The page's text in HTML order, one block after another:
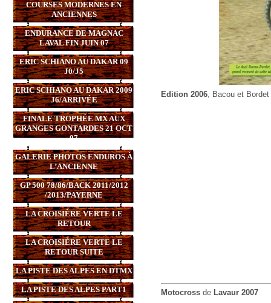
COURSES MODERNES EN
ANCIENNES
ENDURANCE DE MAGNAC
LAVAL FIN JUIN 07
ERIC SCHIANO AU DAKAR 09
J0/J5
ERIC SCHIANO AU DAKAR 2009
J6/ARRIVÉE
FINALE TROPHÉE MX AUX
GRANGES GONTARDES 21 OCT
07
GALERIE PHOTOS ENDUROS À
L’ANCIENNE
GP 500 78/86/BACK 2011/2012
/2013/PAYERNE
LA CROISIÈRE VERTE LE
RETOUR
LA CROISIÈRE VERTE LE
RETOUR SUITE
LA PISTE DES ALPES EN DTMX
LA PISTE DES ALPES PART1
Edition 2006, Bacou et
Motocross de Lavaur 2007